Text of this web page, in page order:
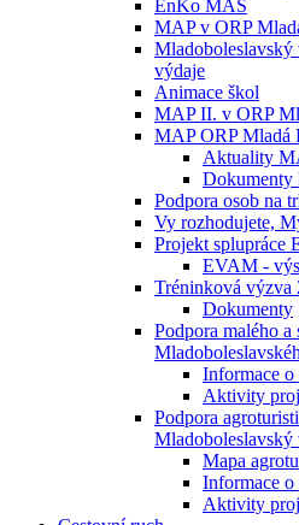
EnKo MAS
MAP v ORP
Mladoboleslavský
výdaje
Animace škol
MAP II. v ORP
MAP ORP Mladá
Aktuality
Podpora osob na
Vy rozhodujete,
Projekt splupráce
EVAM -
Tréninková výzva
Dokumenty
Podpora malého
Informace o
Aktivity
Podpora
Mladoboleslavský
Mapa
Informace o
Aktivity